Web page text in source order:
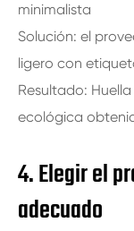
minimalista
Solución: el
ligero con
Resultado:
ecológica
4. Elegir el
adecuado